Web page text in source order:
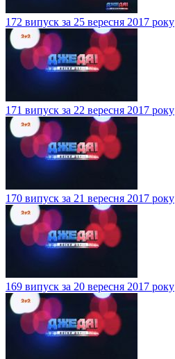
172 випуск за 25 вересня 2017 року
171 випуск за 22 вересня 2017 року
170 випуск за 21 вересня 2017 року
169 випуск за 20 вересня 2017 року